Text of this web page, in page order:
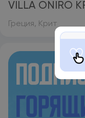
VILLA ONIRO
Греция, Крит